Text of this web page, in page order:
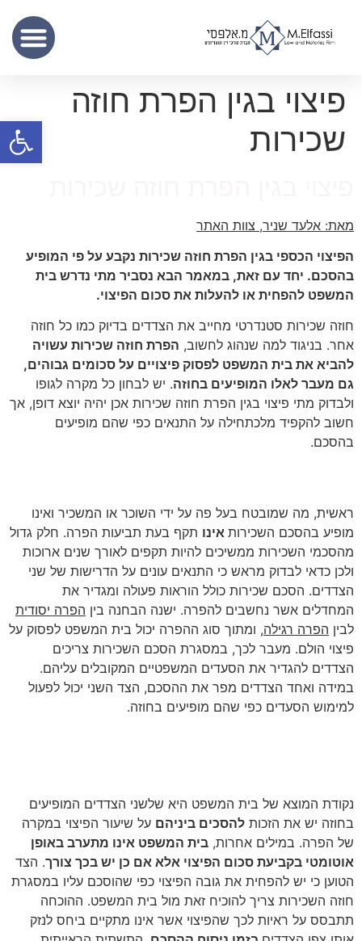
פיצוי בגין הפרת חוזה
שכירות
מאת: אלעד שניר, צוות האתר
הפיצוי הכספי בגין הפרת חוזה שכירות נקבע על פי המופיע
בהסכם. יחד עם זאת, במאמר הבא נסביר מתי נדרש בית
המשפט להפחית או להעלות את סכום הפיצוי.
חוזה שכירות סטנדרטי מחייב את הצדדים בדיוק כמו כל חוזה
אחר. בניגוד למה שנהוג לחשוב, הפרת חוזה שכירות עשויה
להביא את בית המשפט לפסוק פיצויים על סכומים גבוהים,
גם מעבר לאלו המופיעים בחוזה. יש לבחון כל מקרה לגופו
ולבדוק מתי פיצוי בגין הפרת חוזה שכירות אכן יהיה יוצא דופן, אך
חשוב להקפיד מלכתחילה על התנאים כפי שהם מופיעים
בהסכם.
ראשית, מה שמובטח בעל פה על ידי השוכר או המשכיר ואינו
מופיע בהסכם השכירות אינו תקף בעת תביעות הפרה. חלק גדול
מהסכמי השכירות ממשיכים להיות תקפים לאורך שנים ארוכות
ולכן כדאי לבדוק מראש כי התנאים עונים על הדרישות של שני
הצדדים. הסכם שכירות כולל הוראות פעולה ומגדיר את
המחדלים אשר נחשבים להפרה. ישנה הבחנה בין הפרה יסודית
לבין הפרה רגילה, ומתוך סוג ההפרה יכול בית המשפט לפסוק על
פיצוי הולם. מעבר לכך, במסגרת הסכם השכירות צריכים
הצדדים להגדיר את הסעדים המשפטיים המקובלים עליהם.
במידה ואחד הצדדים מפר את ההסכם, הצד השני יכול לפעול
למימוש הסעדים כפי שהם מופיעים בחוזה.
נקודת המוצא של בית המשפט היא שלשני הצדדים המופיעים
בחוזה יש את הזכות להסכים ביניהם על שיעור הפיצוי במקרה
של הפרה. במילים אחרות, בית המשפט אינו מתערב באופן
אוטומטי בקביעת סכום הפיצוי אלא אם כן יש בכך צורך. הצד
הטוען כי יש להפחית את גובה הפיצוי כפי שהוסכם עליו במסגרת
חוזה השכירות צריך להוכיח זאת מול בית המשפט. ההוכחה
תתבסס על ראיות לכך שהפיצוי אשר אינו מתקיים ביחס לנזק
פתח